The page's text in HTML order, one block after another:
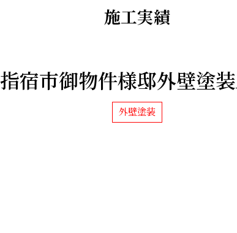
施工実績
指宿市御物件様邸外壁塗
外壁塗装